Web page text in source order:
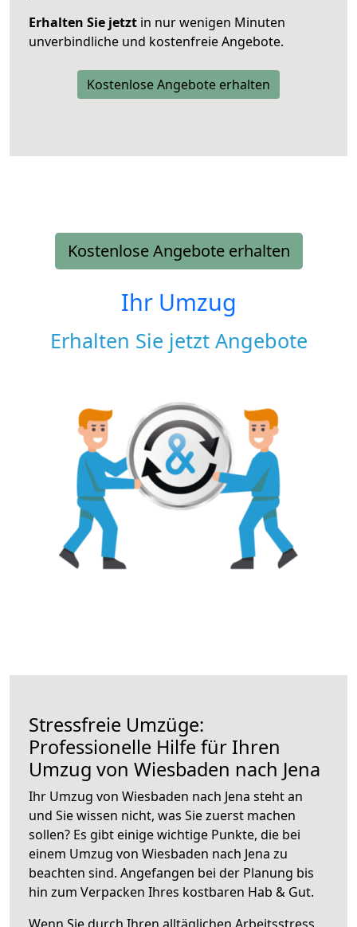
Erhalten Sie jetzt in nur wenigen Minuten
unverbindliche und kostenfreie Angebote.
Kostenlose Angebote erhalten
Kostenlose Angebote erhalten
Ihr Umzug
Erhalten Sie jetzt Angebote
Stressfreie Umzüge:
Professionelle Hilfe für Ihren
Umzug von Wiesbaden nach Jena
Ihr Umzug von Wiesbaden nach Jena steht an
und Sie wissen nicht, was Sie zuerst machen
sollen? Es gibt einige wichtige Punkte, die bei
einem Umzug von Wiesbaden nach Jena zu
beachten sind. Angefangen bei der Planung bis
hin zum Verpacken Ihres kostbaren Hab & Gut.